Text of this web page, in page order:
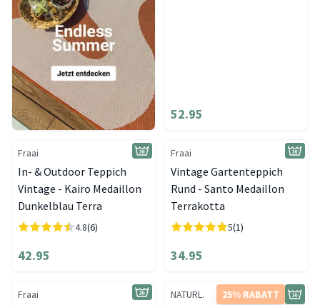
52.95
Fraai
In- & Outdoor Teppich
Vintage - Kairo Medaillon
Dunkelblau Terra
4.8(6)
42.95
Fraai
Vintage Gartenteppich
Rund - Santo Medaillon
Terrakotta
5(1)
34.95
Fraai 25% RABATT
NATURL.